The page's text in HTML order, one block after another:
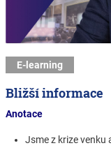
E-learning
Bližší informace
Anotace
Jsme z krize venku